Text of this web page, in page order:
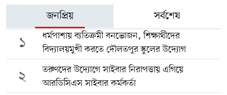
জনপ্রিয় সর্বশেষ
১
ধর্মপাশায় ব্যতিক্রমী বনভোজন, শিক্ষার্থীদের
বিদ্যালয়মুখী করতে দৌলতপুর স্কুলের উদ্যোগ
২
তরুণদের উদ্যোগে সাইবার নিরাপত্তায় এগিয়ে
আরডিসিএস সাইবার কর্মকর্তা